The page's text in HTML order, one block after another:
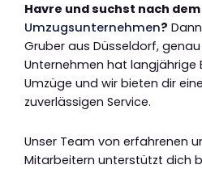
Havre und suchst nach
Umzugsunternehmen?
Gruber aus Düsseldorf,
Unternehmen hat langjährige
Umzüge und wir bieten dir
zuverlässigen Service.
Unser Team von erfahrenen
Mitarbeitern unterstützt dich